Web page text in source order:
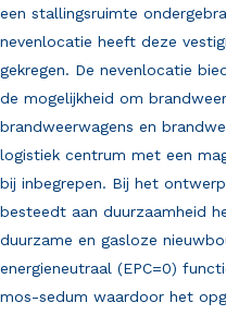
een stallingsruimte
nevenlocatie heeft deze
gekregen. De nevenlocatie
de mogelijkheid om
brandweerwagens en
logistiek centrum met een
bij inbegrepen. Bij het
besteedt aan duurzaamheid
duurzame en gasloze
energieneutraal (EPC=0)
mos-sedum waardoor het